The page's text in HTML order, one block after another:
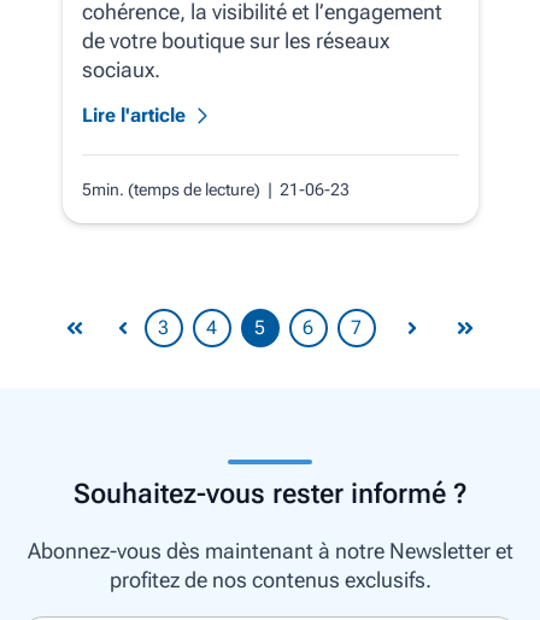
cohérence, la visibilité et l’engagement
de votre boutique sur les réseaux
sociaux.
Lire l'article
5min. (temps de lecture) | 21-06-23
3 4 5 6 7
Souhaitez-vous rester informé ?
Abonnez-vous dès maintenant à notre Newsletter et
profitez de nos contenus exclusifs.